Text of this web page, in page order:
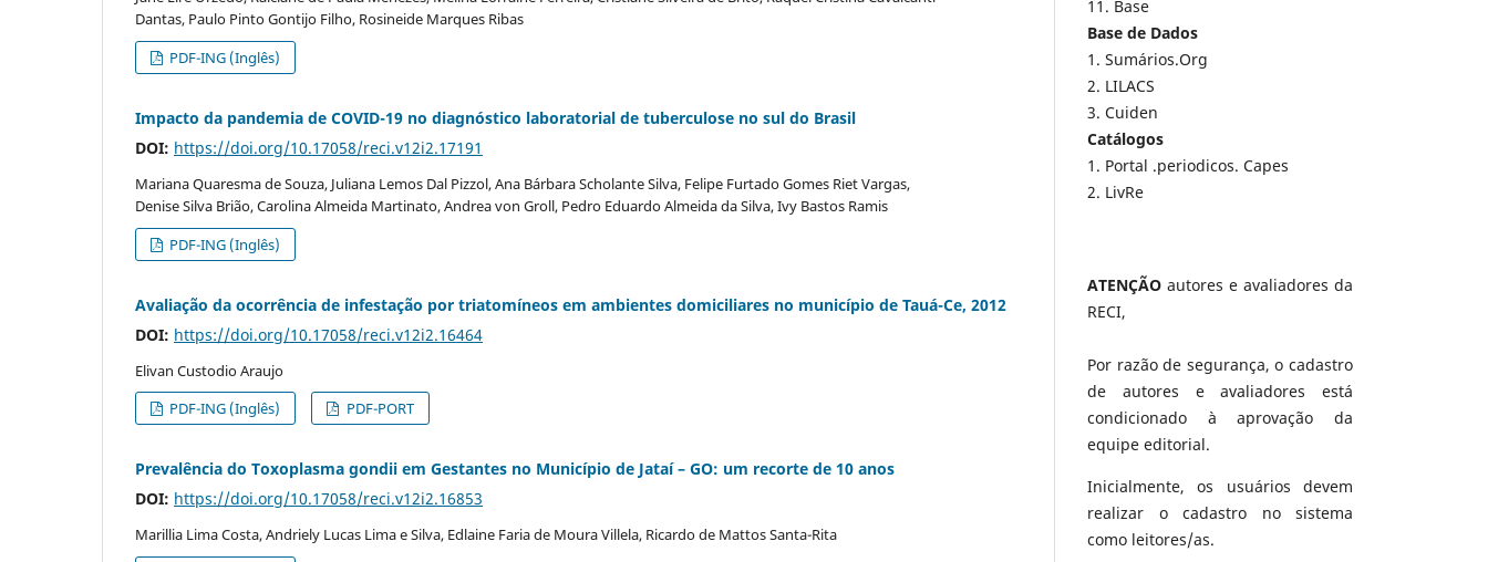
Dantas, Paulo Pinto Gontijo Filho, Rosineide Marques Ribas
PDF-ING (Inglês)
Impacto da pandemia de COVID-19 no diagnóstico laboratorial de tuberculose no sul do Brasil
DOI: https://doi.org/10.17058/reci.v12i2.17191
Mariana Quaresma de Souza, Juliana Lemos Dal Pizzol, Ana Bárbara Scholante Silva, Felipe Furtado Gomes Riet Vargas,
Denise Silva Brião, Carolina Almeida Martinato, Andrea von Groll, Pedro Eduardo Almeida da Silva, Ivy Bastos Ramis
PDF-ING (Inglês)
Avaliação da ocorrência de infestação por triatomíneos em ambientes domiciliares no município de Tauá-Ce, 2012
DOI: https://doi.org/10.17058/reci.v12i2.16464
Elivan Custodio Araujo
PDF-ING (Inglês)
PDF-PORT
Prevalência do Toxoplasma gondii em Gestantes no Município de Jataí – GO: um recorte de 10 anos
DOI: https://doi.org/10.17058/reci.v12i2.16853
Marillia Lima Costa, Andriely Lucas Lima e Silva, Edlaine Faria de Moura Villela, Ricardo de Mattos Santa-Rita
11. Base
Base de Dados
1. Sumários.Org
2. LILACS
3. Cuiden
Catálogos
1. Portal .periodicos. Capes
2. LivRe
ATENÇÃO autores e avaliadores da
RECI,
Por razão de segurança, o cadastro
de autores e avaliadores está
condicionado à aprovação da
equipe editorial.
Inicialmente, os usuários devem
realizar o cadastro no sistema
como leitores/as.